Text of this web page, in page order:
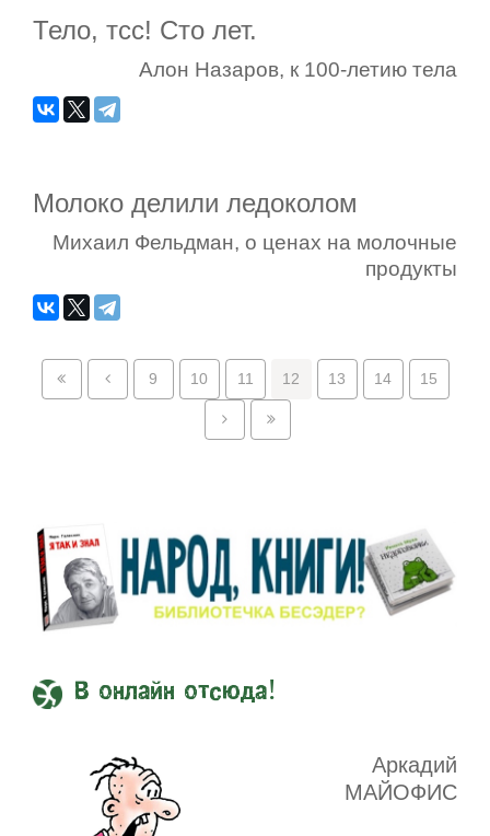
Тело, тсс! Сто лет.
Алон Назаров, к 100-летию тела
Молоко делили ледоколом
Михаил Фельдман, о ценах на молочные
продукты
9 10 11 12 13 14 15
В онлайн отсюда!
Аркадий
МАЙОФИС